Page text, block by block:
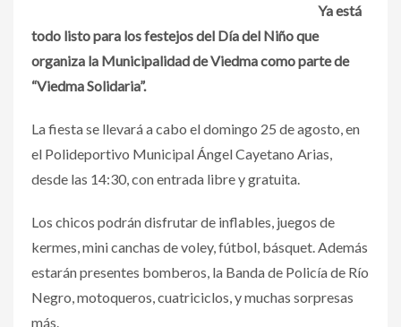
Ya está
todo listo para los festejos del Día del Niño que
organiza la Municipalidad de Viedma como parte de
“Viedma Solidaria”.
La fiesta se llevará a cabo el domingo 25 de agosto, en
el Polideportivo Municipal Ángel Cayetano Arias,
desde las 14:30, con entrada libre y gratuita.
Los chicos podrán disfrutar de inflables, juegos de
kermes, mini canchas de voley, fútbol, básquet. Además
estarán presentes bomberos, la Banda de Policía de Río
Negro, motoqueros, cuatriciclos, y muchas sorpresas
más.